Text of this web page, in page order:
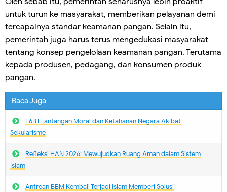
untuk turun ke masyarakat, memberikan pelayanan demi
tercapainya standar keamanan pangan. Selain itu,
pemerintah juga harus terus mengedukasi masyarakat
tentang konsep pengelolaan keamanan pangan. Terutama
kepada produsen, pedagang, dan konsumen produk
pangan.
Baca Juga
L6BT Tantangan Moral dan Ketahanan Negara Akibat
Sekularisme
Refleksi HAN 2026: Mewujudkan Ruang Aman dalam Sistem
Islam
Antrean BBM Kembali Terjadi lslam Memberi Solusi